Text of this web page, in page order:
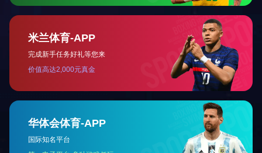
关注官方微信